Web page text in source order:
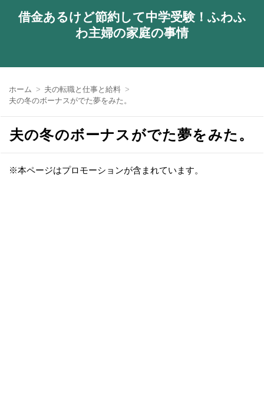
借金あるけど節約して中学受験！ふわふ
わ主婦の家庭の事情
ホーム
夫の転職と仕事と給料
夫の冬のボーナスがでた夢をみた。
夫の冬のボーナスがでた夢をみた。
※本ページはプロモーションが含まれています。